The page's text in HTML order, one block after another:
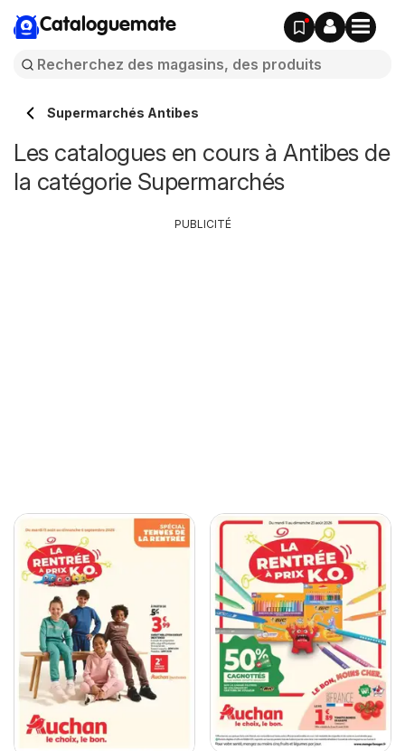
Cataloguemate
Supermarchés Antibes
Les catalogues en cours à Antibes de
la catégorie Supermarchés
PUBLICITÉ